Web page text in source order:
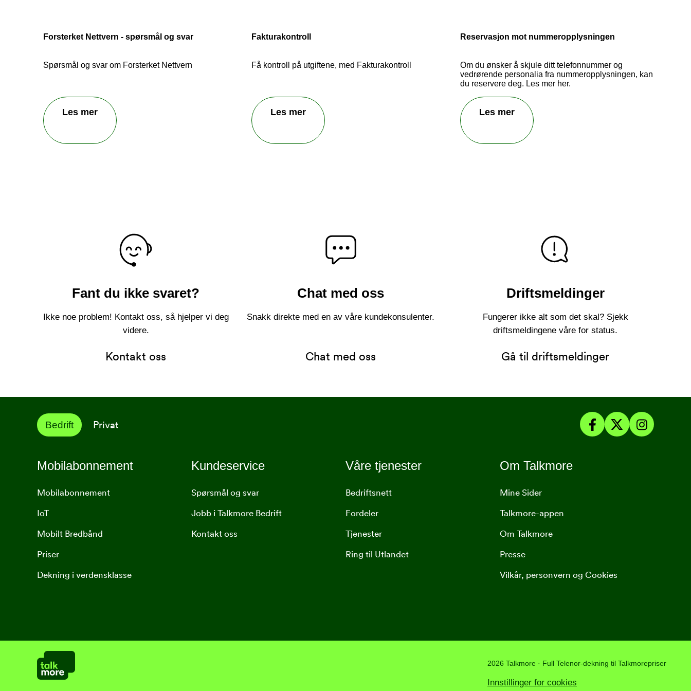
Send inn tilbakemelding
Forsterket Nettvern - spørsmål og svar
Spørsmål og svar om Forsterket Nettvern
Les mer
Fakturakontroll
Få kontroll på utgiftene, med Fakturakontroll
Les mer
Reservasjon mot nummeropplysningen
Om du ønsker å skjule ditt telefonnummer og
vedrørende personalia fra nummeropplysningen, kan
du reservere deg. Les mer her.
Les mer
Fant du ikke svaret?
Ikke noe problem! Kontakt oss, så hjelper vi deg
videre.
Kontakt oss
Chat med oss
Snakk direkte med en av våre kundekonsulenter.
Chat med oss
Driftsmeldinger
Fungerer ikke alt som det skal? Sjekk
driftsmeldingene våre for status.
Gå til driftsmeldinger
Bedrift Privat
Mobilabonnement
Mobilabonnement
IoT
Mobilt Bredbånd
Priser
Dekning i verdensklasse
Kundeservice
Spørsmål og svar
Jobb i Talkmore Bedrift
Kontakt oss
Våre tjenester
Bedriftsnett
Fordeler
Tjenester
Ring til Utlandet
Om Talkmore
Mine Sider
Talkmore-appen
Om Talkmore
Presse
Vilkår, personvern og Cookies
2026 Talkmore · Full Telenor-dekning til Talkmorepriser
Innstillinger for cookies